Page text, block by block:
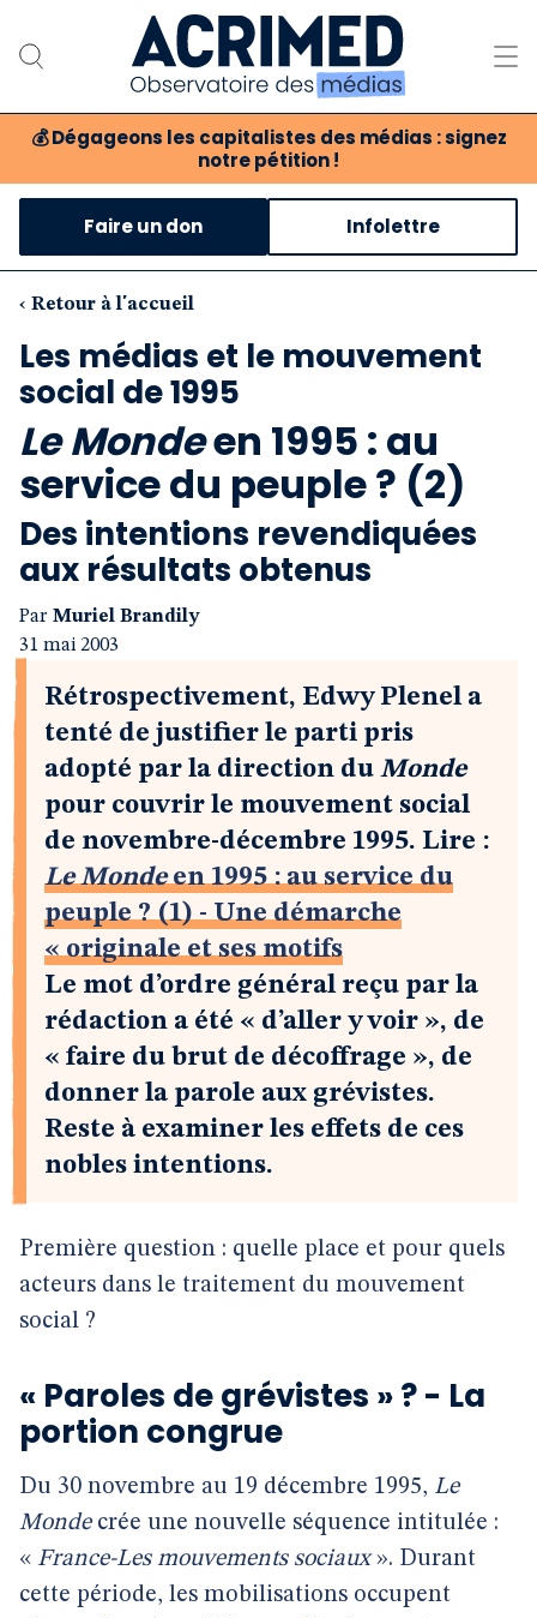
💰 Dégageons les capitalistes des médias : signez
notre pétition !
Notre association
Notre critique des médias
Nos propositions
Notre revue
Boutique
Faire un don Infolettre
‹ Retour à l'accueil
Les médias et le mouvement
social de 1995
Le Mondeen 1995 : au
service du peuple ? (2)
Des intentions revendiquées
aux résultats obtenus
Par Muriel Brandily
31 mai 2003
Rétrospectivement, Edwy Plenel a
tenté de justifier le parti pris
adopté par la direction du Monde
pour couvrir le mouvement social
de novembre-décembre 1995. Lire :
Le Mondeen 1995 : au service du
peuple ? (1) - Une démarche
« originale et ses motifs
Le mot d’ordre général reçu par la
rédaction a été « d’aller y voir », de
« faire du brut de décoffrage », de
donner la parole aux grévistes.
Reste à examiner les effets de ces
nobles intentions.
Première question : quelle place et pour quels
acteurs dans le traitement du mouvement
social ?
« Paroles de grévistes » ? - La
portion congrue
Du 30 novembre au 19 décembre 1995, Le
Mondecrée une nouvelle séquence intitulée :
« France-Les mouvements sociaux». Durant
cette période, les mobilisations occupent